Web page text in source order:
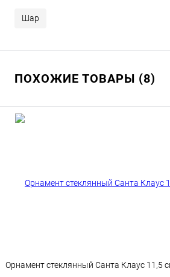
Шар
ПОХОЖИЕ ТОВАРЫ (8)
Орнамент стеклянный Санта Клаус 11,5